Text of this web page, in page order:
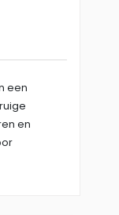
een
en